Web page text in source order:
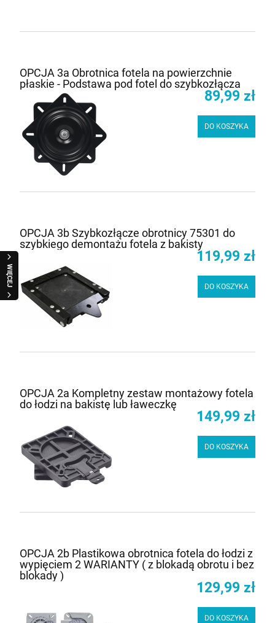
WIĘCEJ
OPCJA 3a Obrotnica fotela na powierzchnie
płaskie - Podstawa pod fotel do szybkozłącza
89,99 zł
DO KOSZYKA
OPCJA 3b Szybkozłącze obrotnicy 75301 do
szybkiego demontażu fotela z bakisty
119,99 zł
DO KOSZYKA
OPCJA 2a Kompletny zestaw montażowy fotela
do łodzi na bakistę lub ławeczkę
149,99 zł
DO KOSZYKA
OPCJA 2b Plastikowa obrotnica fotela do łodzi z
wypięciem 2 WARIANTY ( z blokadą obrotu i bez
blokady )
129,99 zł
DO KOSZYKA